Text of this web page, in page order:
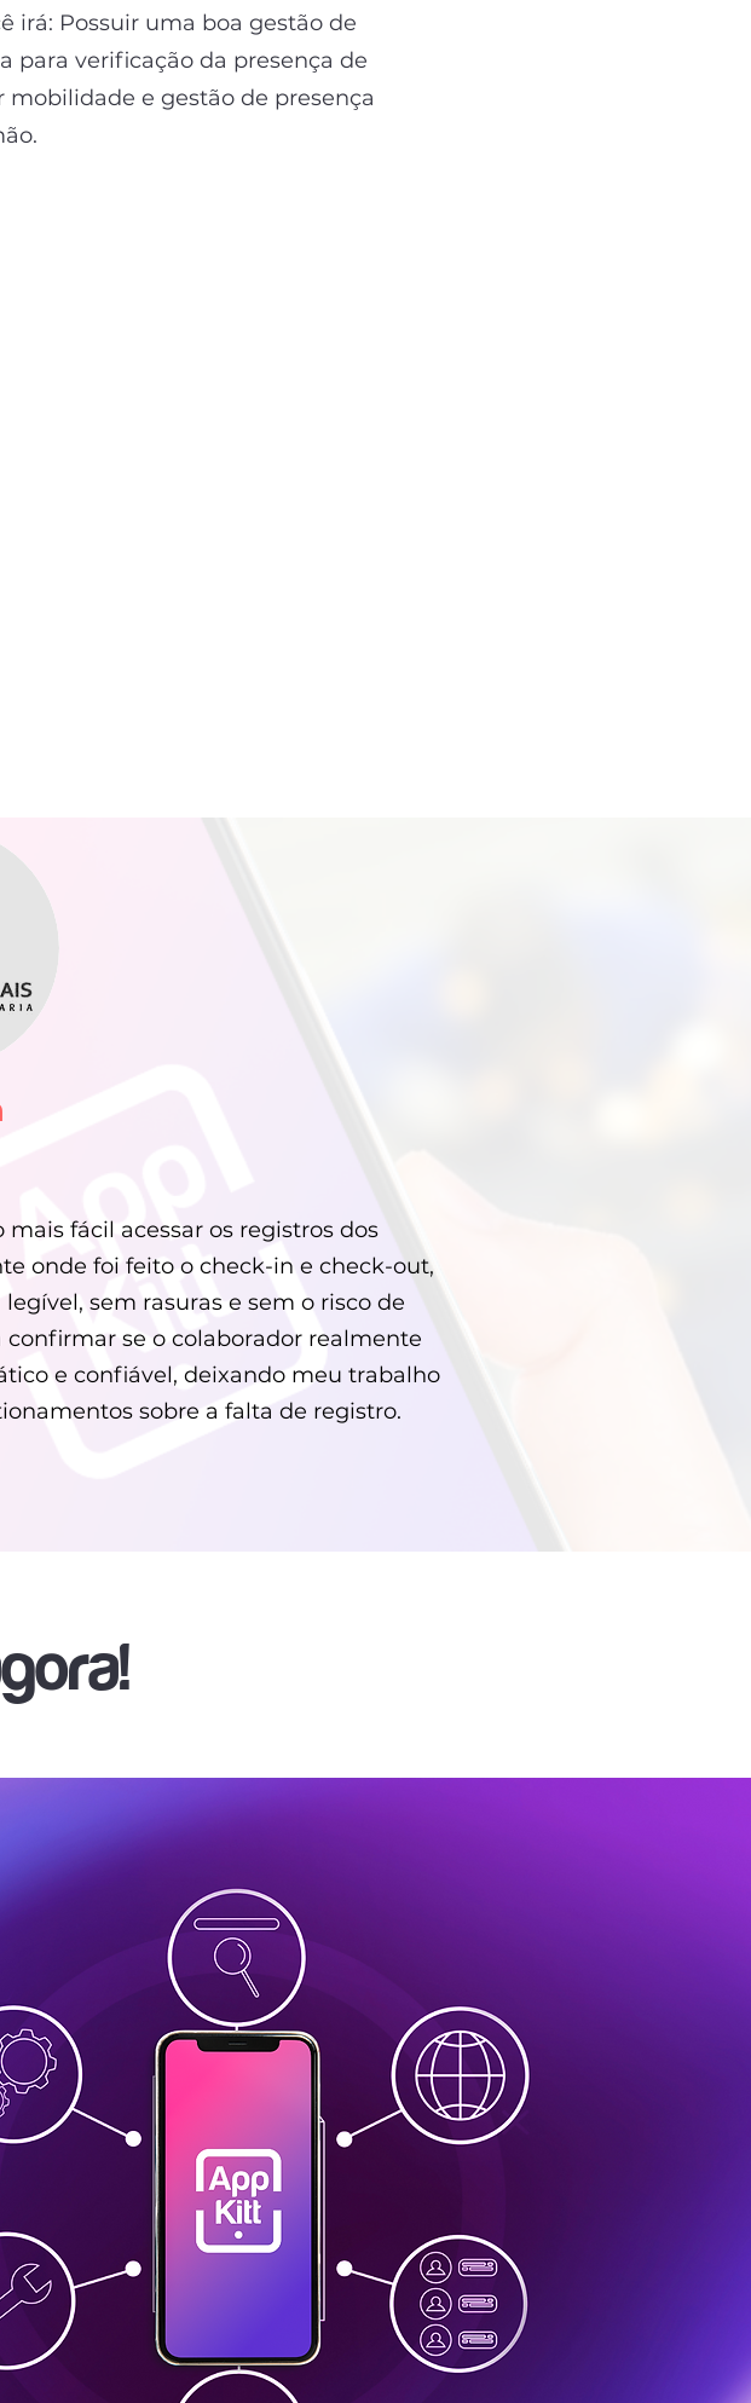
irá: Possuir uma boa gestão de
para verificação da presença de
mobilidade e gestão de presença
fácil acessar os registros dos
onde foi feito o check-in e check-out,
sem rasuras e sem o risco de
se o colaborador realmente
e confiável, deixando meu trabalho
sobre a falta de registro.